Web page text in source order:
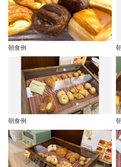
朝食例
朝食例